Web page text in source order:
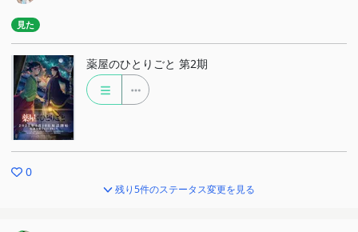
見た
薬屋のひとりごと 第2期
0
残り5件のステータス変更を見る